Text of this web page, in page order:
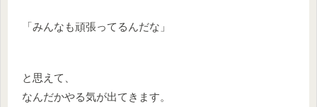
「みんなも頑張ってるんだな」
と思えて、
なんだかやる気が出てきます。